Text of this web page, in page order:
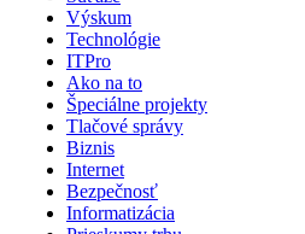
Výskum
Technológie
ITPro
Ako na to
Špeciálne projekty
Tlačové správy
Biznis
Internet
Bezpečnosť
Informatizácia